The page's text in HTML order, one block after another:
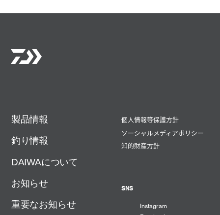
製品情報
釣り情報
DAIWAについて
お知らせ
重要なお知らせ
個人情報等保護方針
ソーシャルメディアポリシー
知的財産方針
SNS
Instagram